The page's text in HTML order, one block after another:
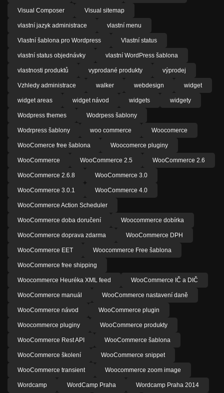
Visual Composer Visual sitemap
vlastní jazyk administrace vlastní menu
Vlastní šablona pro Wordpress Vlastní status
vlastní status objednávky vlastní WordPress šablona
vlastnosti produktů vyprodané produkty výprodej
Vzhledy administrace walker webdesign widget
widget areas widget návod widgets widgety
Wodpress themes Wodrpess šablony
Wodrpress šablony woo commerce Woocomerce
WooComerce free šablona Woocomerce pluginy
WooCommerce WooCommerce 2.5 WooCommerce 2.6
WooCommerce 2.6.8 WooCommerce 3.0
WooCommerce 3.0.1 WooCommerce 4.0
WooCommerce Action Scheduler
WooCommerce doba doručení Woocommerce dobírka
WooCommerce doprava zdarma WooCommerce DPH
WooCommerce EET Woocommerce Free šablona
WooCommerce free shipping
Woocommerce Heuréka XML feed WooCommerce IČ a DIČ
WooCommerce manuál WooCommerce nastavení daně
WooCommerce návod WooCommerce plugin
Woocommerce pluginy WooCommerce produkty
WooCommerce Rest API WooCommerce šablona
WooCommerce školení WooCommerce snippet
WooCommerce transient Woocommerce zoom image
Wordcamp WordCamp Praha Wordcamp Praha 2014